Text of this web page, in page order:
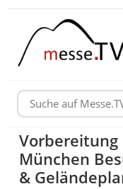
München
&